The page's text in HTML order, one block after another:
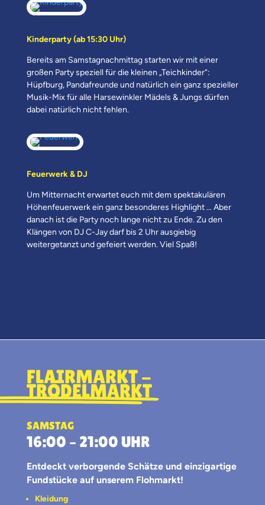
Kinderparty (ab 15:30 Uhr)
Bereits am Samstagnachmittag starten wir mit einer
großen Party speziell für die kleinen „Teichkinder“:
Hüpfburg, Pandafreunde und natürlich ein ganz spezieller
Musik-Mix für alle Harsewinkler Mädels & Jungs dürfen
dabei natürlich nicht fehlen.
Feuerwerk & DJ
Um Mitternacht erwartet euch mit dem spektakulären
Höhenfeuerwerk ein ganz besonderes Highlight … Aber
danach ist die Party noch lange nicht zu Ende. Zu den
Klängen von DJ C-Jay darf bis 2 Uhr ausgiebig
weitergetanzt und gefeiert werden. Viel Spaß!
FLAIRMARKT -
TRÖDELMARKT
SAMSTAG
16:00 – 21:00 UHR
Entdeckt verborgende Schätze und einzigartige
Fundstücke auf unserem Flohmarkt!
Kleidung